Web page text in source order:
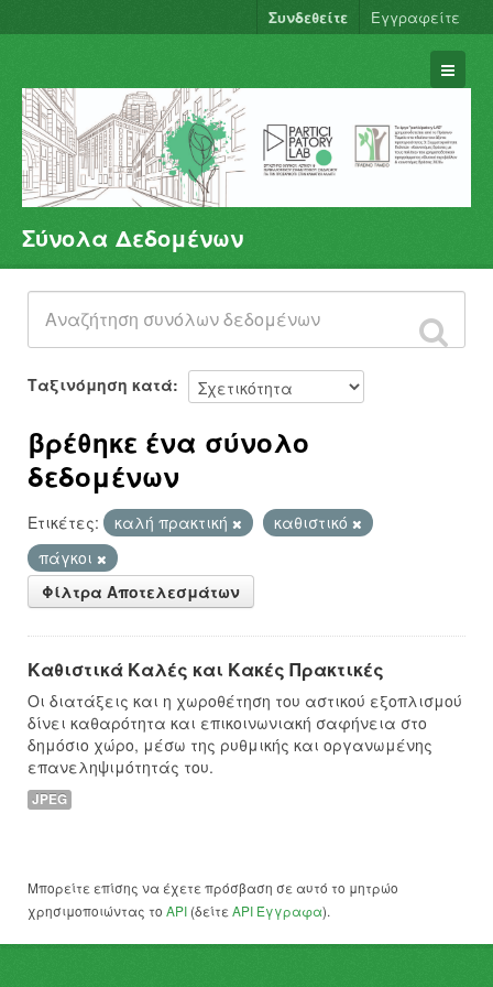
Συνδεθείτε Εγγραφείτε
Σύνολα Δεδομένων
Φορείς
Ομάδες
Σχετικά
Σύνολα Δεδομένων
Ταξινόμηση κατά
βρέθηκε ένα σύνολο
δεδομένων
Ετικέτες: καλή πρακτική
καθιστικό
πάγκοι
Φίλτρα Αποτελεσμάτων
Καθιστικά Καλές και Κακές Πρακτικές
Οι διατάξεις και η χωροθέτηση του αστικού εξοπλισμού
δίνει καθαρότητα και επικοινωνιακή σαφήνεια στο
δημόσιο χώρο, μέσω της ρυθμικής και οργανωμένης
επανεληψιμότητάς του.
JPEG
Μπορείτε επίσης να έχετε πρόσβαση σε αυτό το μητρώο
χρησιμοποιώντας το API (δείτε API Έγγραφα).